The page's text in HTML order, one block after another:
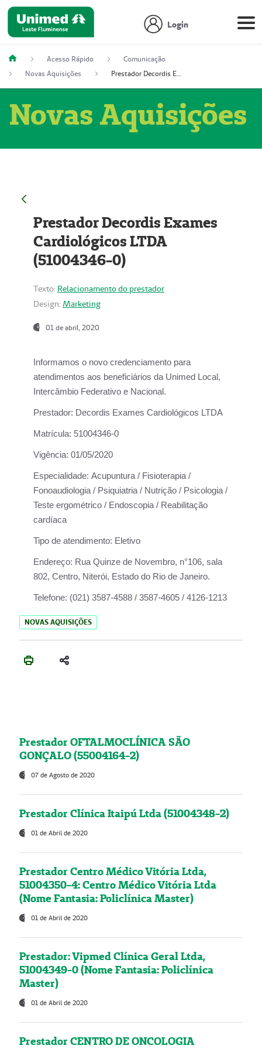
Login
Acesso Rápido
Comunicação
Novas Aquisições
Prestador Decordis Exames Cardiológicos LTDA (51004346-0)
Novas Aquisições
Prestador Decordis Exames
Cardiológicos LTDA
(51004346-0)
Texto: Relacionamento do prestador
Design: Marketing
01 de abril, 2020
Informamos o novo credenciamento para
atendimentos aos beneficiários da Unimed Local,
Intercâmbio Federativo e Nacional.
Prestador: Decordis Exames Cardiológicos LTDA
Matrícula: 51004346-0
Vigência: 01/05/2020
Especialidade: Acupuntura / Fisioterapia /
Fonoaudiologia / Psiquiatria / Nutrição / Psicologia /
Teste ergométrico / Endoscopia / Reabilitação
cardíaca
Tipo de atendimento: Eletivo
Endereço: Rua Quinze de Novembro, n°106, sala
802, Centro, Niterói, Estado do Rio de Janeiro.
Telefone: (021) 3587-4588 / 3587-4605 / 4126-1213
NOVAS AQUISIÇÕES
Prestador OFTALMOCLÍNICA SÃO
GONÇALO (55004164-2)
07 de Agosto de 2020
Prestador Clínica Itaipú Ltda (51004348-2)
01 de Abril de 2020
Prestador Centro Médico Vitória Ltda,
51004350-4: Centro Médico Vitória Ltda
(Nome Fantasia: Policlínica Master)
01 de Abril de 2020
Prestador: Vipmed Clínica Geral Ltda,
51004349-0 (Nome Fantasia: Policlínica
Master)
01 de Abril de 2020
Prestador CENTRO DE ONCOLOGIA